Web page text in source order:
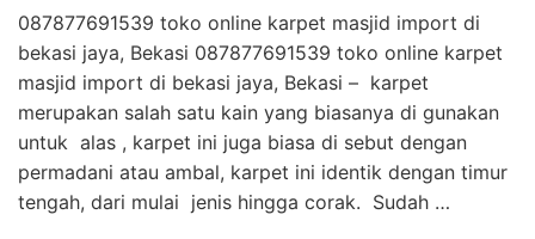
087877691539 toko online karpet masjid import di
bekasi jaya, Bekasi 087877691539 toko online karpet
masjid import di bekasi jaya, Bekasi – karpet
merupakan salah satu kain yang biasanya di gunakan
untuk alas , karpet ini juga biasa di sebut dengan
permadani atau ambal, karpet ini identik dengan timur
tengah, dari mulai jenis hingga corak. Sudah …